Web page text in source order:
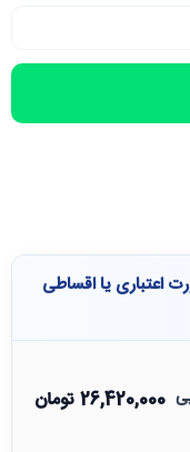
اعتباری یا اقساطی
26,420,000تومان